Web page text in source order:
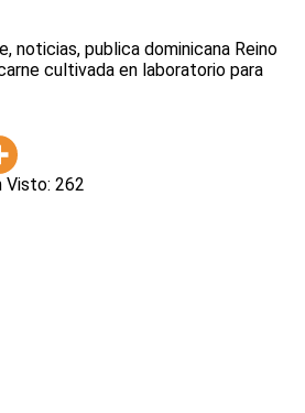
noticias, publica dominicana Reino
cultivada en laboratorio para
Visto: 262